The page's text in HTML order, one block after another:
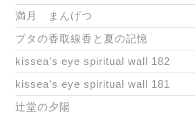
満月 まんげつ
ブタの香取線香と夏の記憶
kissea’s eye spiritual wall 182
kissea’s eye spiritual wall 181
辻堂の夕陽